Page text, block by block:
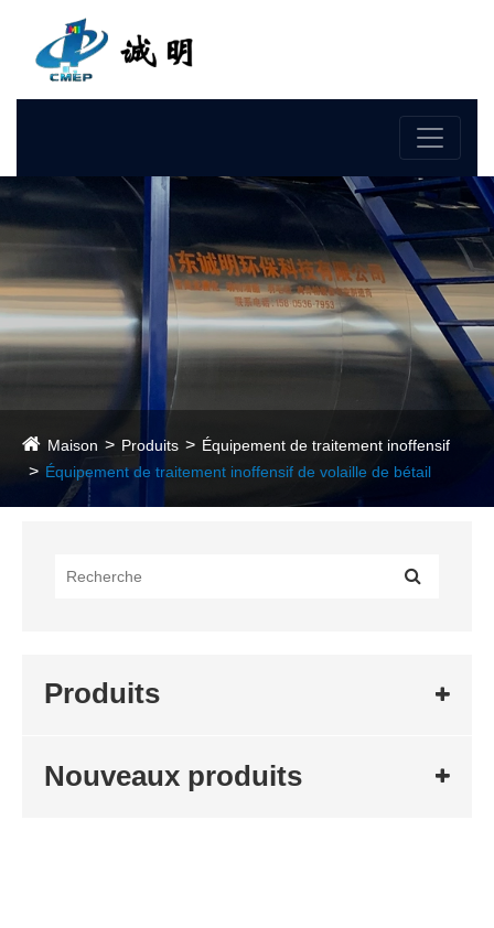
Maison Produits
Équipement de traitement inoffensif
Équipement de traitement inoffensif de volaille de bétail
Produits
Nouveaux produits